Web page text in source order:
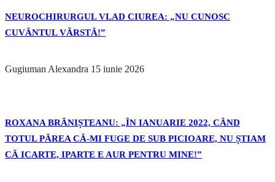
NEUROCHIRURGUL VLAD CIUREA: „NU CUNOSC
CUVÂNTUL VÂRSTĂ!”
Gugiuman Alexandra 15 iunie 2026
ROXANA BRĂNIȘTEANU: „ÎN IANUARIE 2022, CÂND
TOTUL PĂREA CĂ-MI FUGE DE SUB PICIOARE, NU ȘTIAM
CĂ ICARTE, IPARTE E AUR PENTRU MINE!”